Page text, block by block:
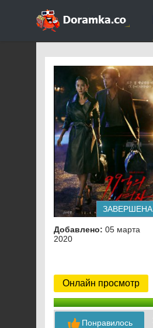
ЗАВЕРШЕНА
Добавлено: 05 марта
2020
Онлайн просмотр
Понравилось